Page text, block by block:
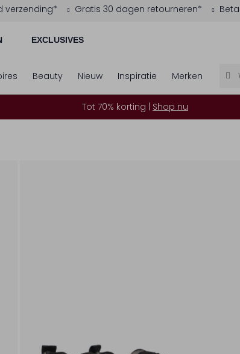
verzending* Gratis 30 dagen retourneren*
EXCLUSIVES
Beauty Nieuw Inspiratie Merken
Tot 70% korting | Shop nu